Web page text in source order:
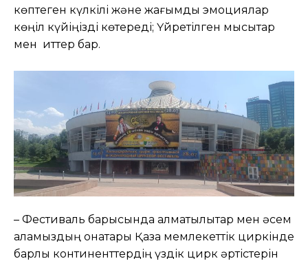
көптеген күлкілі және жағымды эмоциялар
көңіл күйіңізді көтереді; Үйретілген мысықтар
мен иттер бар.
– Фестиваль барысында алматылықтар мен әсем
қаламыздың қонақтары Қазақ мемлекеттік циркінде
барлық континенттердің үздік цирк әртістерін